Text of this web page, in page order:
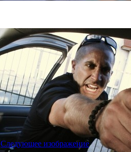
Следующее изображение